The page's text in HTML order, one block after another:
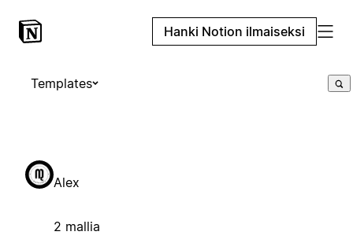
Hanki Notion ilmaiseksi
Templates
Alex
2 mallia